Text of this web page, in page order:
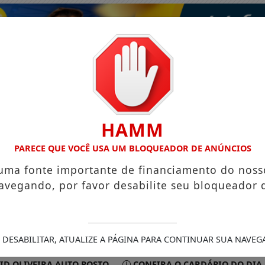
VÍDEOS EVENTOS GASTRONOMIA
HAMM
PARECE QUE VOCÊ USA UM BLOQUEADOR DE ANÚNCIOS
fonte importante de financiamento do
por favor desabilite seu bloqueador
DESABILITAR, ATUALIZE A PÁGINA PARA CONTINUAR SUA